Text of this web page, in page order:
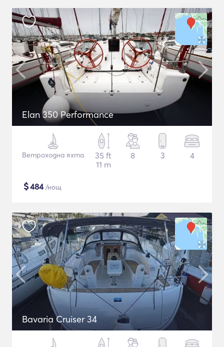
Elan 350 Performance
Ветроходна яхта
35 ft
11 m
8 3 4
$484/нощ
Bavaria Cruiser 34